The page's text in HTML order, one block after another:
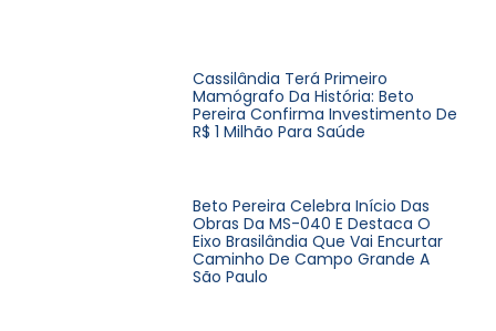
Cassilândia Terá Primeiro
Mamógrafo Da História: Beto
Pereira Confirma Investimento De
R$ 1 Milhão Para Saúde
Beto Pereira Celebra Início Das
Obras Da MS-040 E Destaca O
Eixo Brasilândia Que Vai Encurtar
Caminho De Campo Grande A
São Paulo